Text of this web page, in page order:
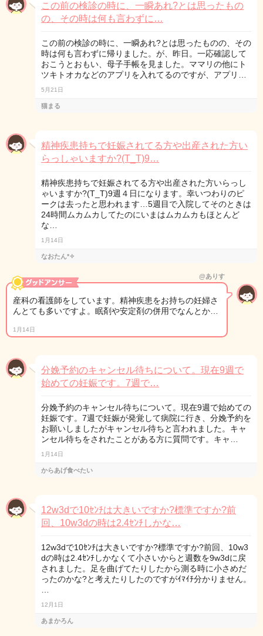
この前の検診の時に、一瞬あれ?とは思ったもの
の、その時は何も言わずに…
この前の検診の時に、一瞬あれ?とは思ったものの、その
時は何も言わずに帰りました。が、昨日。一応確認して
おこうとおもい、母子手帳を見ました。ママリの他にト
ツキトオカなどのアプリを入れてるのですが、アプリ…
5月21日
猫まる
精神疾患持ちで妊娠されてる方や出産された方い
らっしゃいますか?(T_T)9…
精神疾患持ちで妊娠されてる方や出産された方いらっし
ゃいますか?(T_T)9週４日になります。幸いつわりのピ
ークは去ったと思われます…5週目で入院してそのときは
24時間ムカムカしてたのにいまはムカムカもほとんど
な…
1月14日
なおたん*✧︎
@ありす
産科の看護師をしています。精神疾患をお持ちの妊婦さ
んとても多いですよ。眠剤や安定剤の併用でなんとか…
1月14日
分娩予約のキャンセル待ちについて。現在9週で
始めての妊娠です。7週で…
分娩予約のキャンセル待ちについて。現在9週で始めての
妊娠です。7週で妊娠が発覚して病院に行き、分娩予約を
お願いしましたがキャンセル待ちと言われました。キャ
ンセル待ちをされたことがある方に質問です。キャ…
1月14日
からあげ食べたい
12w3dで10ｾﾝﾁは大きいですか?標準ですか?前
回、10w3dの時は2.4ｾﾝﾁしかな…
12w3dで10ｾﾝﾁは大きいですか?標準ですか?前回、10w3
dの時は2.4ｾﾝﾁしかなくて小さいからと週数を9w3dに戻
されました。足を曲げてたりしたから測る時に小さめだ
ったのかな?と考えたりしたのですがｲﾏｲﾁ分かりません。
12月1日
あまかろん